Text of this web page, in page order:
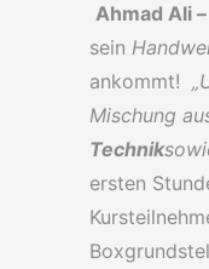
Ahmad Ali –
sein
ankommt!
Mischung
Technik
ersten